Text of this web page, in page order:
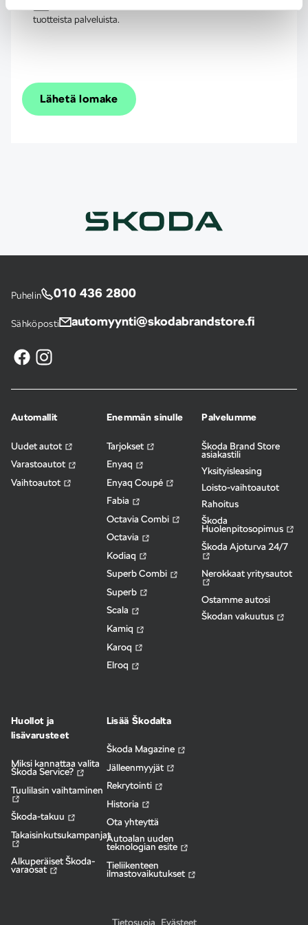
tuotteista palveluista.
Lähetä lomake
Puhelin 010 436 2800
Sähköposti automyynti@skodabrandstore.fi
Automallit
Uudet autot
Varastoautot
Vaihtoautot
Enemmän sinulle
Tarjokset
Enyaq
Enyaq Coupé
Fabia
Octavia Combi
Octavia
Kodiaq
Superb Combi
Superb
Scala
Kamiq
Karoq
Elroq
Palvelumme
Škoda Brand Store
asiakastili
Yksityisleasing
Loisto-vaihtoautot
Rahoitus
Škoda
Huolenpitosopimus
Škoda Ajoturva 24/7
Nerokkaat yritysautot
Ostamme autosi
Škodan vakuutus
Huollot ja
lisävarusteet
Miksi kannattaa valita
Škoda Service?
Tuulilasin vaihtaminen
Škoda-takuu
Takaisinkutsukampanjat
Alkuperäiset Škoda-
varaosat
Lisää Škodalta
Škoda Magazine
Jälleenmyyjät
Rekrytointi
Historia
Ota yhteyttä
Autoalan uuden
teknologian esite
Tieliikenteen
ilmastovaikutukset
Tietosuoja Evästeet